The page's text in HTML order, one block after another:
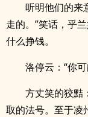
听明他们的来
走的。”笑话，乎
什么挣钱。
洛停云：“你
方丈笑的狡黠
取的法号。至于凌